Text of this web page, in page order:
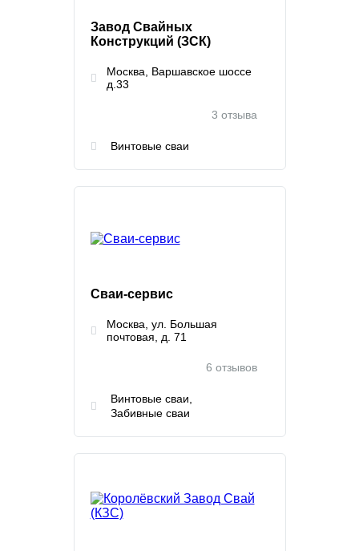
Завод Свайных
Конструкций (ЗСК)
Москва, Варшавское шоссе
д.33
3 отзыва
Винтовые сваи
Сваи-сервис
Москва, ул. Большая
почтовая, д. 71
6 отзывов
Винтовые сваи
Забивные сваи